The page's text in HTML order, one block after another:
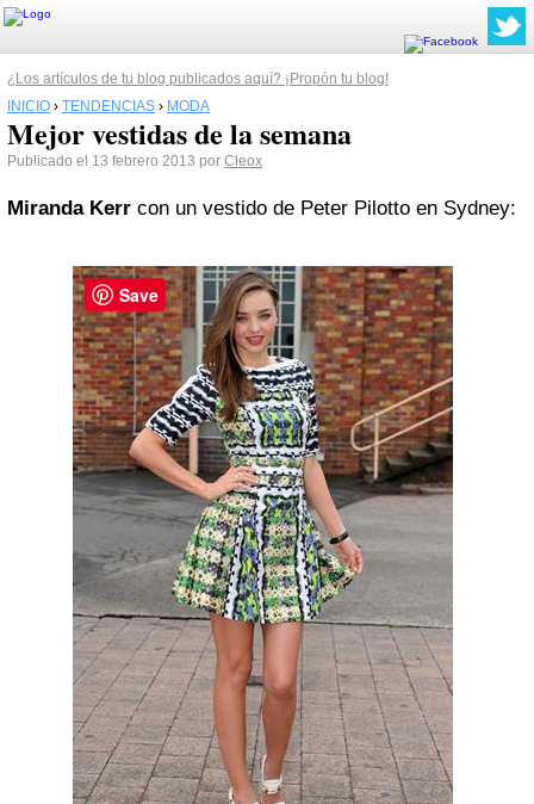
¿Los artículos de tu blog publicados aquí? ¡Propón tu blog!
INICIO › TENDENCIAS › MODA
Mejor vestidas de la semana
Publicado el 13 febrero 2013 por Cleox
Miranda Kerr con un vestido de Peter Pilotto en Sydney:
Save